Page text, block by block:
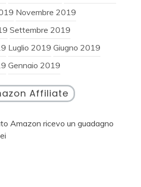
Novembre 2019
Settembre 2019
Luglio 2019 Giugno 2019
Gennaio 2019
Affiliate
Amazon ricevo un guadagno